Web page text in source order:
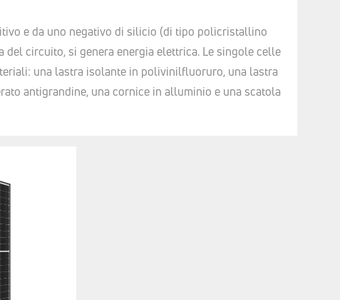
e da uno negativo di silicio (di tipo policristallino
circuito, si genera energia elettrica. Le singole celle
una lastra isolante in polivinilfluoruro, una lastra
antigrandine, una cornice in alluminio e una scatola